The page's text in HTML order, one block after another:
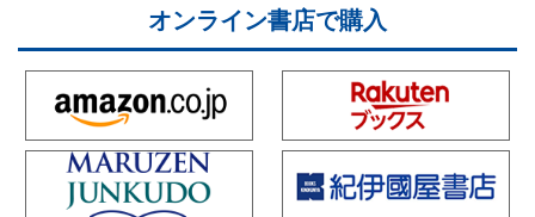
オンライン書店で購入